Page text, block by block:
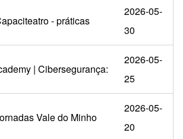
- práticas
2026-05-
30
| Cibersegurança:
2026-05-
25
Vale do Minho
2026-05-
20